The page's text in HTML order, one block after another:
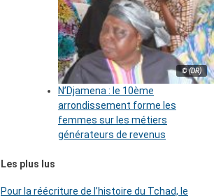
© (DR)
N’Djamena : le 10ème
arrondissement forme les
femmes sur les métiers
générateurs de revenus
Les plus lus
Pour la réécriture de l’histoire du Tchad, le